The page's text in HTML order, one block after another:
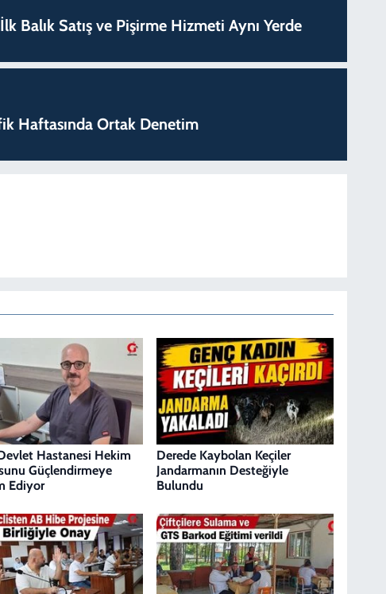
Balık Satış ve Pişirme Hizmeti Aynı Yerde
Haftasında Ortak Denetim
Hastanesi Hekim
Güçlendirmeye
Ediyor
Derede Kaybolan Keçiler
Jandarmanın Desteğiyle
Bulundu